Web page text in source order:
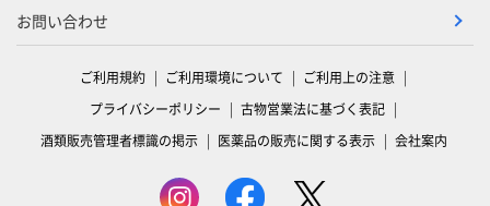
お問い合わせ
ご利用規約 ご利用環境について
ご利用上の注意
プライバシーポリシー
古物営業法に基づく表記
酒類販売管理者標識の掲示
医薬品の販売に関する表示 会社案内